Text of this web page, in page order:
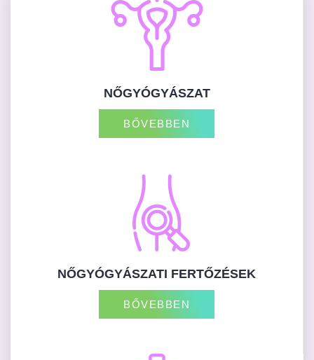
NŐGYÓGYÁSZAT
BŐVEBBEN
NŐGYÓGYÁSZATI FERTŐZÉSEK
BŐVEBBEN